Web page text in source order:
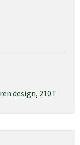
design, 210T